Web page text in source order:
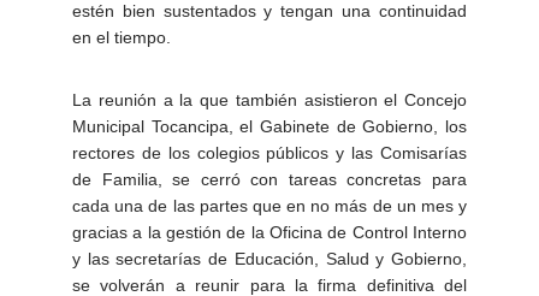
estén bien sustentados y tengan una continuidad
en el tiempo.
La reunión a la que también asistieron el Concejo
Municipal Tocancipa, el Gabinete de Gobierno, los
rectores de los colegios públicos y las Comisarías
de Familia, se cerró con tareas concretas para
cada una de las partes que en no más de un mes y
gracias a la gestión de la Oficina de Control Interno
y las secretarías de Educación, Salud y Gobierno,
se volverán a reunir para la firma definitiva del